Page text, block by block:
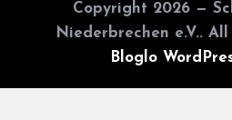
Copyright 2026 —
Niederbrechen e.V..
Bloglo